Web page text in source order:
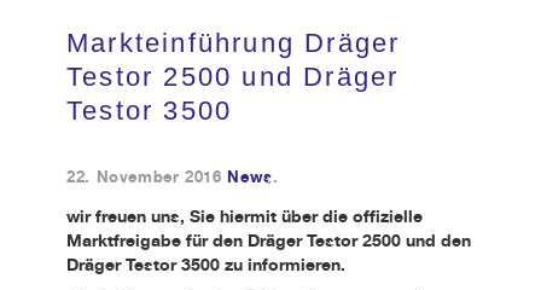
Partner
Kontakt
Markteinführung Dräger
Testor 2500 und Dräger
Testor 3500
22. November 2016 News.
wir freuen uns, Sie hiermit über die offizielle
Marktfreigabe für den Dräger Testor 2500 und den
Dräger Testor 3500 zu informieren.